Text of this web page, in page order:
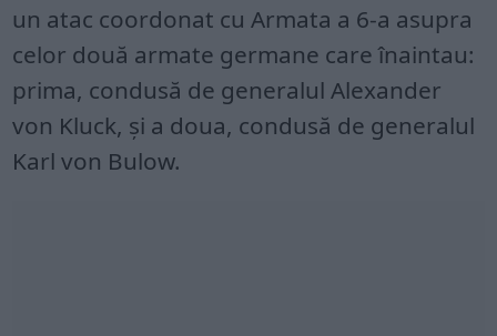
un atac coordonat cu Armata a 6-a asupra
celor două armate germane care înaintau:
prima, condusă de generalul Alexander
von Kluck, și a doua, condusă de generalul
Karl von Bulow.